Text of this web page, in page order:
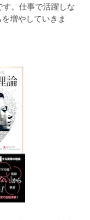
。仕事で活躍しな
増やしていきま